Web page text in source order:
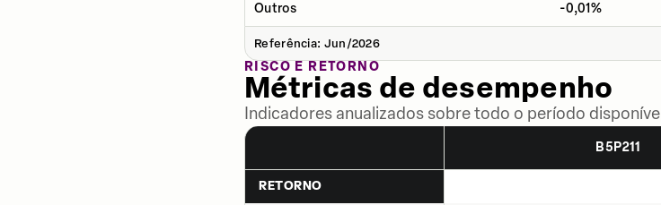
Outros -0,01%
Referência: Jun/2026
RISCO E RETORNO
Métricas de desempenho
Indicadores anualizados sobre todo o período
B5P211
RETORNO